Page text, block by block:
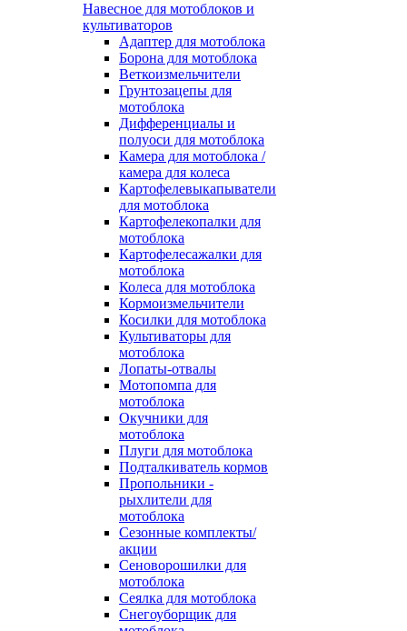
Навесное для мотоблоков и
культиваторов
Адаптер для мотоблока
Борона для мотоблока
Веткоизмельчители
Грунтозацепы для
мотоблока
Дифференциалы и
полуоси для мотоблока
Камера для мотоблока /
камера для колеса
Картофелевыкапыватели
для мотоблока
Картофелекопалки для
мотоблока
Картофелесажалки для
мотоблока
Колеса для мотоблока
Кормоизмельчители
Косилки для мотоблока
Культиваторы для
мотоблока
Лопаты-отвалы
Мотопомпа для
мотоблока
Окучники для
мотоблока
Плуги для мотоблока
Подталкиватель кормов
Пропольники -
рыхлители для
мотоблока
Сезонные комплекты/
акции
Сеноворошилки для
мотоблока
Сеялка для мотоблока
Снегоуборщик для